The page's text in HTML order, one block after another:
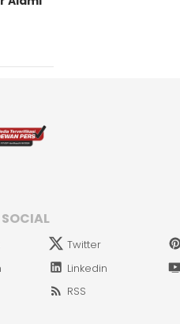
Twitter
Linkedin
RSS